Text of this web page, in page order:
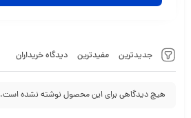
جدیدترین مفیدترین دیدگاه خریداران
هیچ دیدگاهی برای این محصول نوشته نشده است.